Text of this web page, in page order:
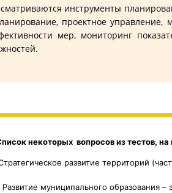
инструменты
проектное
мер, мониторинг
некоторых вопросов из тестов,
развитие территорий
Развитие муниципального образования